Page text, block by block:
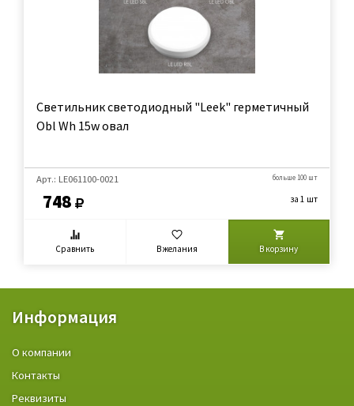
Светильник светодиодный "Leek" герметичный
Obl Wh 15w овал
Арт.: LE061100-0021
748
больше 100 шт
за 1 шт
Сравнить В желания В корзину
Информация
О компании
Контакты
Реквизиты